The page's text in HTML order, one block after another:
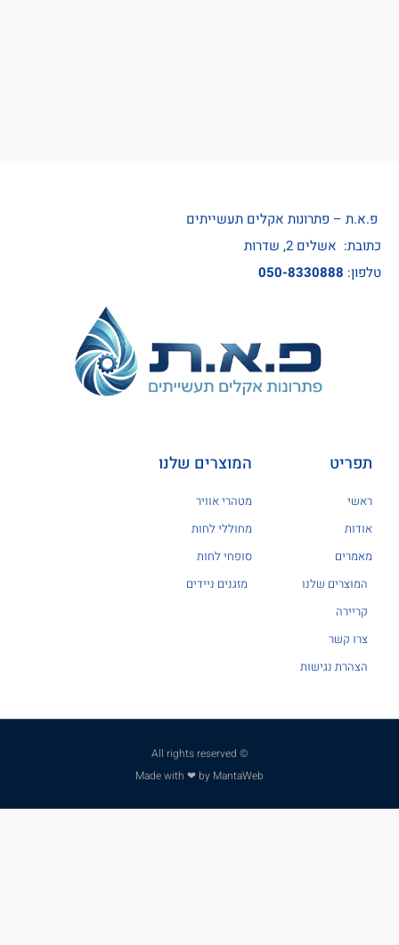
פ.א.ת – פתרונות אקלים תעשייתים
כתובת: אשלים 2, שדרות
טלפון: 050-8330888
תפריט
ראשי
אודות
מאמרים
המוצרים שלנו
קריירה
צרו קשר
הצהרת נגישות
המוצרים שלנו
מטהרי אוויר
מחוללי לחות
סופחי לחות
מזגנים ניידים
© All rights reserved
Made with ❤ by MantaWeb